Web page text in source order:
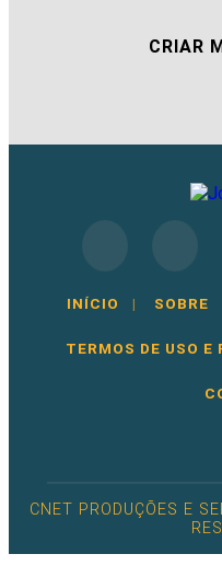
CRIAR
INÍCIO | SOBRE
TERMOS DE USO E
CNET PRODUÇÕES E